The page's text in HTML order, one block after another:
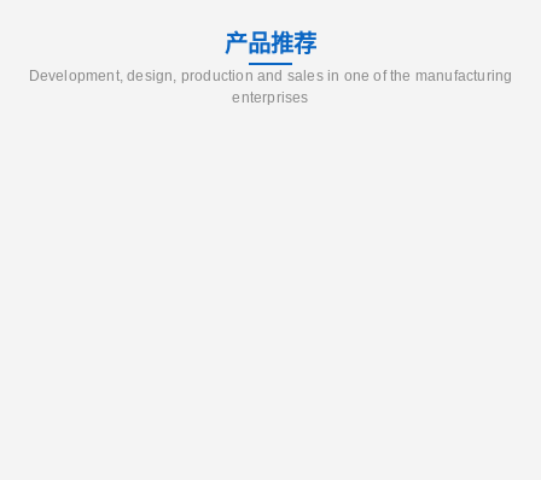
产品推荐
Development, design, production and sales in one of the manufacturing
enterprises